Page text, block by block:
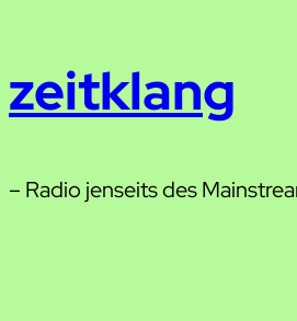
springen
zeitklang
– Radio jenseits des